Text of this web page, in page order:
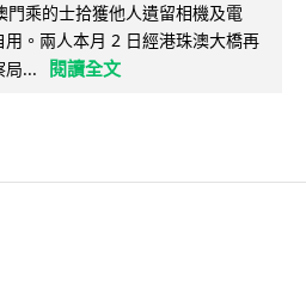
乘的士拾獲他人遺留相機及電
。兩人本月 2 日經港珠澳大橋再
局...
閱讀全文